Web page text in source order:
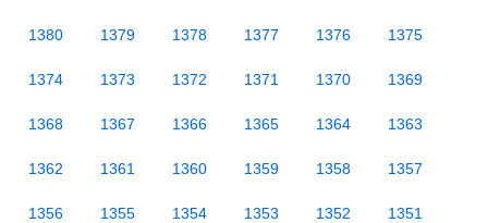
1380 1379 1378 1377 1376 1375
1374 1373 1372 1371 1370 1369
1368 1367 1366 1365 1364 1363
1362 1361 1360 1359 1358 1357
1356 1355 1354 1353 1352 1351